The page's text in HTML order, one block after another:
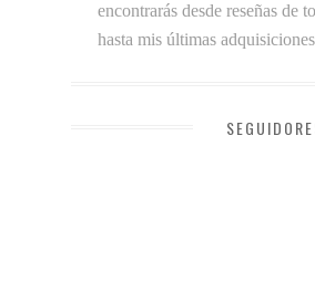
encontrarás desde reseñas de
hasta mis últimas